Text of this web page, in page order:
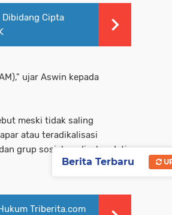
Dibidang Cipta
ujar Aswin kepada
meski tidak saling
atau teradikalisasi
grup sosial media, kendati
Triberita.com
Berita Terbaru